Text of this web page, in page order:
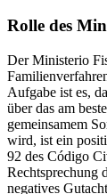
Rolle des
Der Ministerio
Aufgabe ist es,
über das am
gemeinsamem
wird, ist ein
92 des Código
Rechtsprechung
negatives